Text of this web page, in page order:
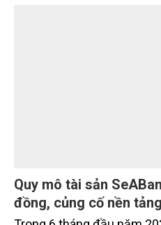
Quy mô tài sản
đồng, củng cố nền